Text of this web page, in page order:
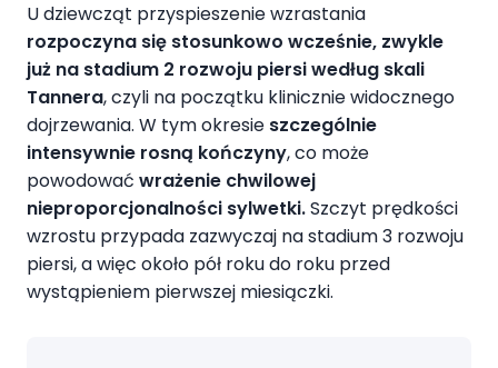
U dziewcząt przyspieszenie wzrastania
rozpoczyna się stosunkowo wcześnie, zwykle
już na stadium 2 rozwoju piersi według skali
Tannera, czyli na początku klinicznie widocznego
dojrzewania. W tym okresie szczególnie
intensywnie rosną kończyny, co może
powodować wrażenie chwilowej
nieproporcjonalności sylwetki.Szczyt prędkości
wzrostu przypada zazwyczaj na stadium 3 rozwoju
piersi, a więc około pół roku do roku przed
wystąpieniem pierwszej miesiączki.